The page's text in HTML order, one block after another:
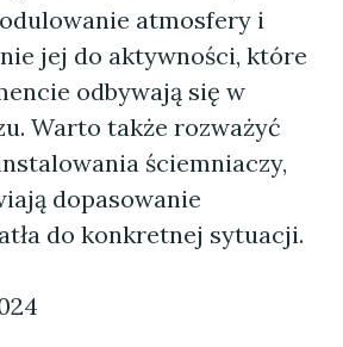
atmosfery i
jej do aktywności, które
odbywają się w
Warto także rozważyć
ściemniaczy,
dopasowanie
do konkretnej sytuacji.